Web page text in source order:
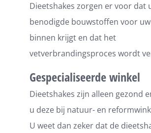
Dieetshakes zorgen er voor dat
benodigde bouwstoffen voor
binnen krijgt en dat het
vetverbrandingsproces wordt
Gespecialiseerde winkel
Dieetshakes zijn alleen gezond
u deze bij natuur- en
U weet dan zeker dat de